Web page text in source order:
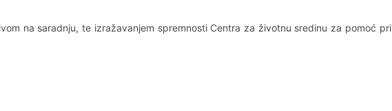
na saradnju, te izražavanjem spremnosti Centra za životnu sredinu za pomoć pri